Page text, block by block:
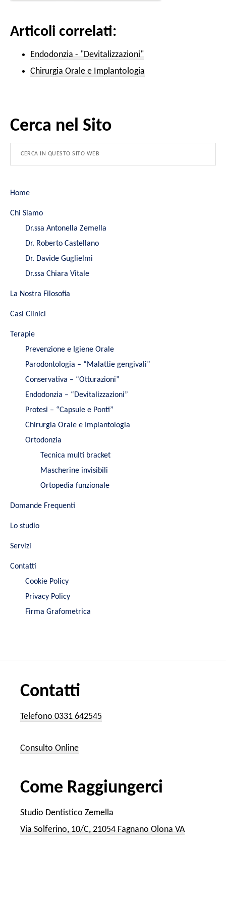
Articoli correlati:
Endodonzia - "Devitalizzazioni"
Chirurgia Orale e Implantologia
Cerca nel Sito
Home
Chi Siamo
Dr.ssa Antonella Zemella
Dr. Roberto Castellano
Dr. Davide Guglielmi
Dr.ssa Chiara Vitale
La Nostra Filosofia
Casi Clinici
Terapie
Prevenzione e Igiene Orale
Parodontologia – “Malattie gengivali”
Conservativa – “Otturazioni”
Endodonzia – “Devitalizzazioni”
Protesi – “Capsule e Ponti”
Chirurgia Orale e Implantologia
Ortodonzia
Tecnica multi bracket
Mascherine invisibili
Ortopedia funzionale
Domande Frequenti
Lo studio
Servizi
Contatti
Cookie Policy
Privacy Policy
Firma Grafometrica
Contatti
Telefono 0331 642545
Consulto Online
Come Raggiungerci
Studio Dentistico Zemella
Via Solferino, 10/C, 21054 Fagnano Olona VA